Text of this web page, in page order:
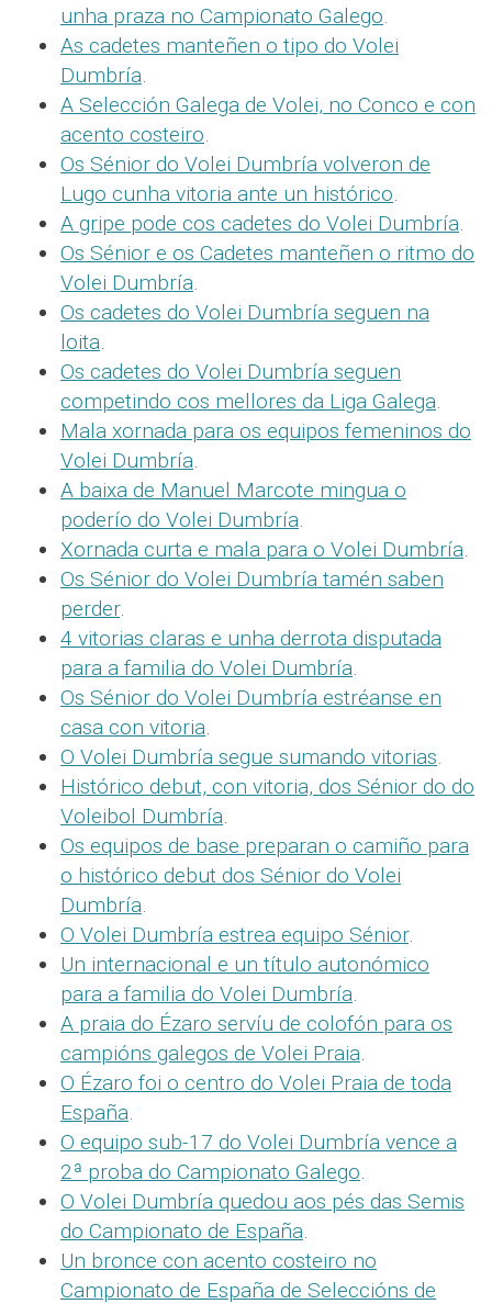
unha praza no Campionato Galego.
As cadetes manteñen o tipo do Volei
Dumbría.
A Selección Galega de Volei, no Conco e con
acento costeiro.
Os Sénior do Volei Dumbría volveron de
Lugo cunha vitoria ante un histórico.
A gripe pode cos cadetes do Volei Dumbría.
Os Sénior e os Cadetes manteñen o ritmo do
Volei Dumbría.
Os cadetes do Volei Dumbría seguen na
loita.
Os cadetes do Volei Dumbría seguen
competindo cos mellores da Liga Galega.
Mala xornada para os equipos femeninos do
Volei Dumbría.
A baixa de Manuel Marcote mingua o
poderío do Volei Dumbría.
Xornada curta e mala para o Volei Dumbría.
Os Sénior do Volei Dumbría tamén saben
perder.
4 vitorias claras e unha derrota disputada
para a familia do Volei Dumbría.
Os Sénior do Volei Dumbría estréanse en
casa con vitoria.
O Volei Dumbría segue sumando vitorias.
Histórico debut, con vitoria, dos Sénior do do
Voleibol Dumbría.
Os equipos de base preparan o camiño para
o histórico debut dos Sénior do Volei
Dumbría.
O Volei Dumbría estrea equipo Sénior.
Un internacional e un título autonómico
para a familia do Volei Dumbría.
A praia do Ézaro servíu de colofón para os
campións galegos de Volei Praia.
O Ézaro foi o centro do Volei Praia de toda
España.
O equipo sub-17 do Volei Dumbría vence a
2ª proba do Campionato Galego.
O Volei Dumbría quedou aos pés das Semis
do Campionato de España.
Un bronce con acento costeiro no
Campionato de España de Seleccións de